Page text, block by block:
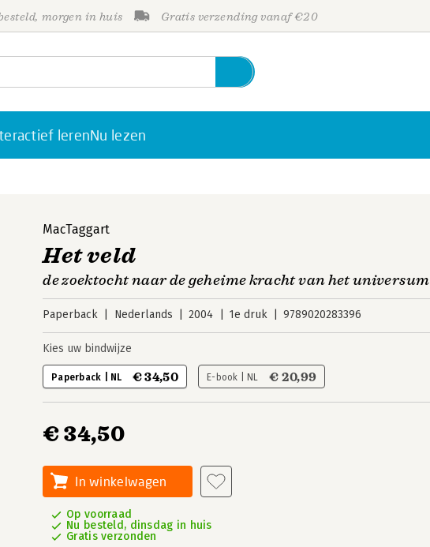
morgen in huis Gratis verzending vanaf €20
lerenNu lezen
MacTaggart
Het veld
de zoektocht naar de geheime kracht van het universum
Paperback Nederlands 2004 1e druk 9789020283396
Kies uw bindwijze
Paperback | NL € 34,50 E-book | NL € 20,99
€ 34,50
In winkelwagen
Op voorraad
Nu besteld, dinsdag in huis
Gratis verzonden
Personen